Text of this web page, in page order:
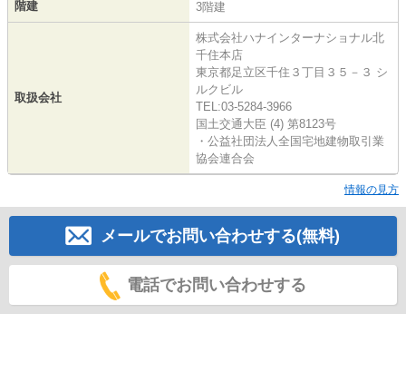
階建 3階建
取扱会社
株式会社ハナインターナショナル北
千住本店
東京都足立区千住３丁目３５－３ シ
ルクビル
TEL:03-5284-3966
国土交通大臣 (4) 第8123号
・公益社団法人全国宅地建物取引業
協会連合会
情報の見方
メールでお問い合わせする(無料)
電話でお問い合わせする